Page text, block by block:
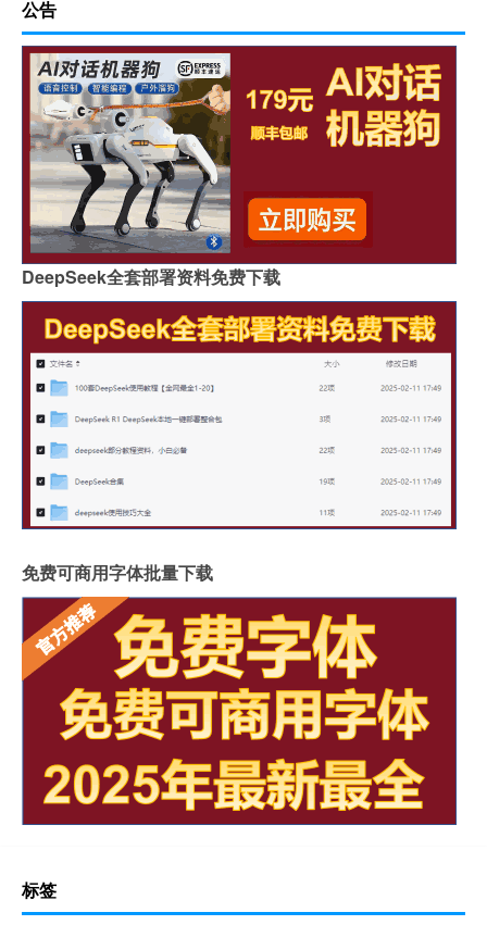
公告
DeepSeek全套部署资料免费下载
免费可商用字体批量下载
标签